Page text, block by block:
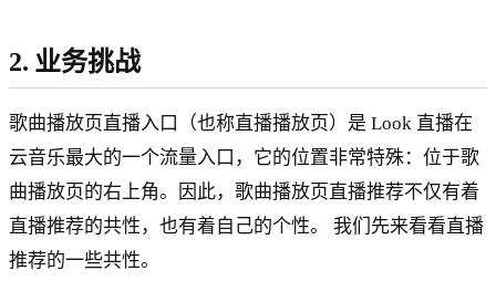
2. 业务挑战
歌曲播放页直播入口（也称直播播放页）是 Look 直播在
云音乐最大的一个流量入口，它的位置非常特殊：位于歌
曲播放页的右上角。因此，歌曲播放页直播推荐不仅有着
直播推荐的共性，也有着自己的个性。 我们先来看看直播
推荐的一些共性。